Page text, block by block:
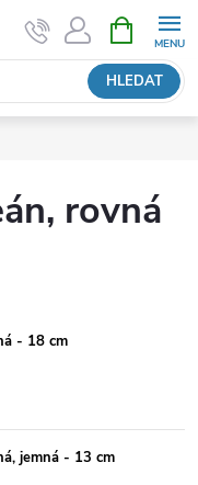
HLEDAT
NÁKUPNÍ
KOŠÍK
rovná
- 18 cm
jemná - 13 cm